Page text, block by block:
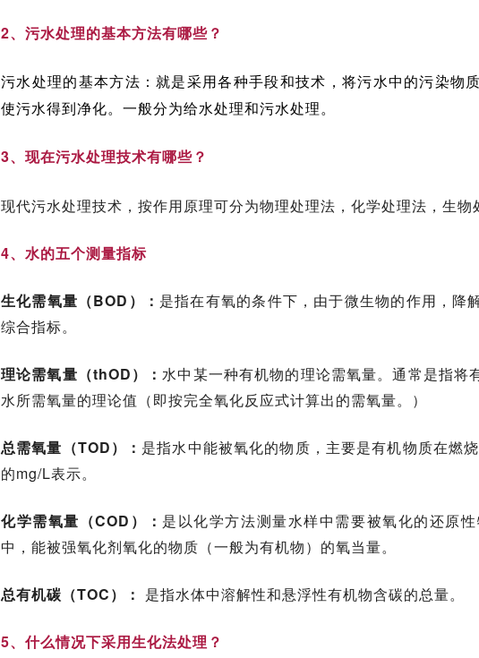
2、污水处理的基本方法有哪些？
污水处理的基本方法：就是采用各种手段和技术，将污水中的污染物
使污水得到净化。一般分为给水处理和污水处理。
3、现在污水处理技术有哪些？
现代污水处理技术，按作用原理可分为物理处理法，化学处理法，生物
4、水的五个测量指标
生化需氧量（BOD）： 是指在有氧的条件下，由于微生物的作用，
综合指标。
理论需氧量（thOD）：水中某一种有机物的理论需氧量。通常是指
水所需氧量的理论值（即按完全氧化反应式计算出的需氧量。）
总需氧量（TOD）： 是指水中能被氧化的物质，主要是有机物质在燃
的mg/L表示。
化学需氧量（COD）： 是以化学方法测量水样中需要被氧化的还原
中，能被强氧化剂氧化的物质（一般为有机物）的氧当量。
总有机碳（TOC）： 是指水体中溶解性和悬浮性有机物含碳的总量。
5、什么情况下采用生化法处理？